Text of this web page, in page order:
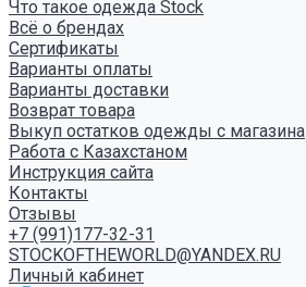
Что такое одежда Stock
Всё о брендах
Сертификаты
Варианты оплаты
Варианты доставки
Возврат товара
Выкуп остатков одежды с магазина
Работа с Казахстаном
Инструкция сайта
Контакты
Отзывы
+7 (991)177-32-31
STOCKOFTHEWORLD@YANDEX.RU
Личный кабинет